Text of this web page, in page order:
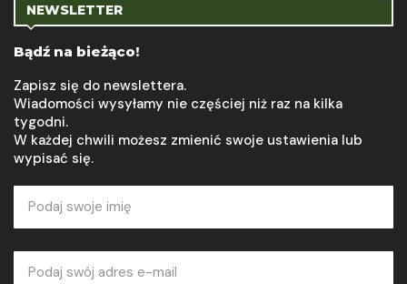
NEWSLETTER
Bądź na bieżąco!
Zapisz się do newslettera.
Wiadomości wysyłamy nie częściej niż raz na kilka
tygodni.
W każdej chwili możesz zmienić swoje ustawienia lub
wypisać się.